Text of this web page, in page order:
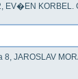
EV�EN KORBEL.
JAROSLAV